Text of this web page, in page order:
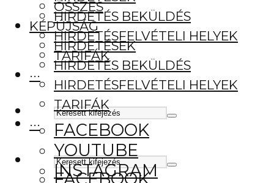
HIRDETÉS BEKÜLDÉS
HIRDETÉSFELVÉTELI HELYEK
TARIFÁK
···
FACEBOOK
YOUTUBE
INSTAGRAM
ÖSSZES
KÉPÚJSÁG
HIRDETÉSEK
HIRDETÉS BEKÜLDÉS
HIRDETÉSFELVÉTELI HELYEK
TARIFÁK
···